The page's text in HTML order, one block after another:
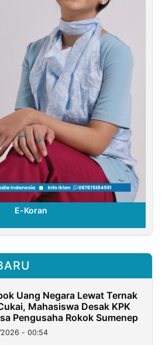
E-Koran
Uang Negara Lewat Ternak
Mahasiswa Desak KPK
Pengusaha Rokok Sumenep
- 00:54